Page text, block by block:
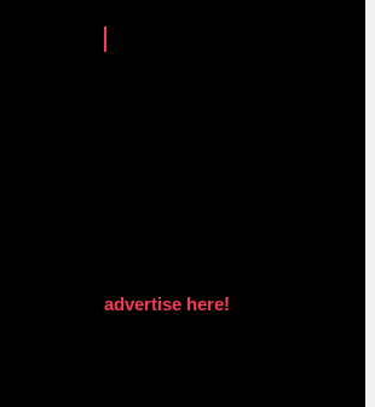
advertise here!